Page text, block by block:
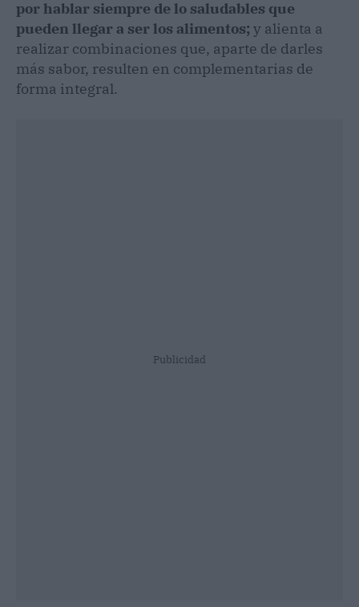
por hablar siempre de lo saludables que
pueden llegar a ser los alimentos; y alienta a
realizar combinaciones que, aparte de darles
más sabor, resulten en complementarias de
forma integral.
Publicidad